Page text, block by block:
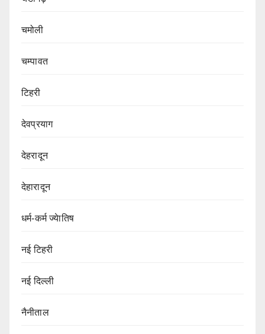
चमोली
चम्पावत
टिहरी
देवप्रयाग
देहरादून
देहारादून
धर्म-कर्म ज्येातिष
नई टिहरी
नई दिल्ली
नैनीताल